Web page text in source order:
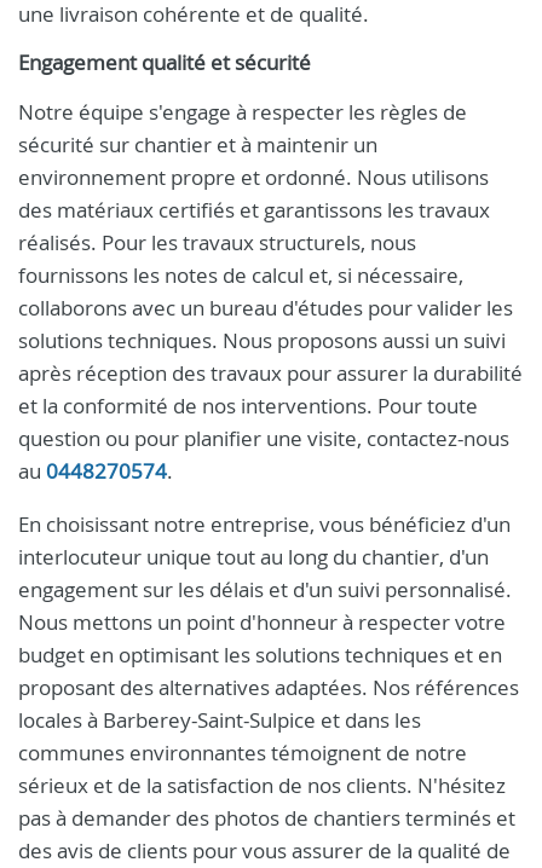
une livraison cohérente et de qualité.
Engagement qualité et sécurité
Notre équipe s'engage à respecter les règles de
sécurité sur chantier et à maintenir un
environnement propre et ordonné. Nous utilisons
des matériaux certifiés et garantissons les travaux
réalisés. Pour les travaux structurels, nous
fournissons les notes de calcul et, si nécessaire,
collaborons avec un bureau d'études pour valider les
solutions techniques. Nous proposons aussi un suivi
après réception des travaux pour assurer la durabilité
et la conformité de nos interventions. Pour toute
question ou pour planifier une visite, contactez-nous
au 0448270574.
En choisissant notre entreprise, vous bénéficiez d'un
interlocuteur unique tout au long du chantier, d'un
engagement sur les délais et d'un suivi personnalisé.
Nous mettons un point d'honneur à respecter votre
budget en optimisant les solutions techniques et en
proposant des alternatives adaptées. Nos références
locales à Barberey-Saint-Sulpice et dans les
communes environnantes témoignent de notre
sérieux et de la satisfaction de nos clients. N'hésitez
pas à demander des photos de chantiers terminés et
des avis de clients pour vous assurer de la qualité de